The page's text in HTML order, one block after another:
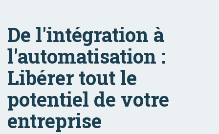
De l'intégration à
l'automatisation :
Libérer tout le
potentiel de votre
entreprise